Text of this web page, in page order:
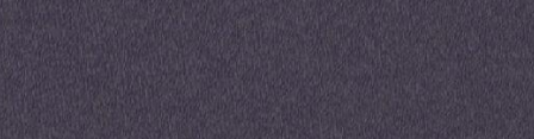
En centre-ville